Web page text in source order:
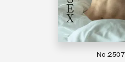
No.2507